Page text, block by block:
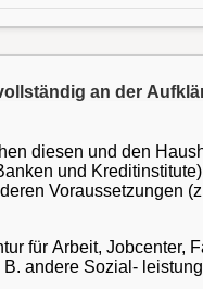
an der
diesen und den
und
Voraussetzungen
für Arbeit,
andere Sozial-